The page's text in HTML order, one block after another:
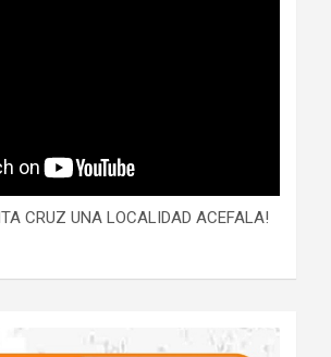
CRUZ UNA LOCALIDAD ACEFALA!